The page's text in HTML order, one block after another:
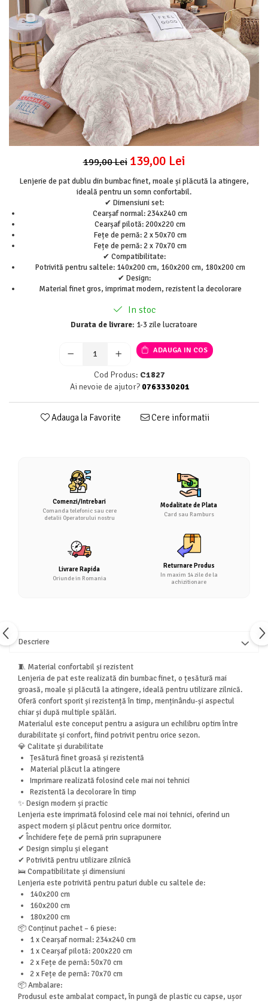
Lenjerii Pat Imprimeu 5D cu Elastic
Cearceaf cu Elastic pat 1 Persoana
Cearceaf cu Elastic pat 2 Persoane
Lenjerii Pat Inimi Brodate
Lenjerii Pat, Bumbac-Finet Premium, 1
Persoana
Lenjerii Pat, Bumbac-Finet Premium, 2
Persoane
Cearceaf cu Elastic
199,00 Lei 139,00 Lei
Lenjerie de pat dublu din bumbac finet, moale și plăcută la atingere,
ideală pentru un somn confortabil.
✔ Dimensiuni set:
Cearșaf normal: 234x240 cm
Cearșaf pilotă: 200x220 cm
Fețe de pernă: 2 x 50x70 cm
Fețe de pernă: 2 x 70x70 cm
✔ Compatibilitate:
Potrivită pentru saltele: 140x200 cm, 160x200 cm, 180x200 cm
✔ Design:
Material finet gros, imprimat modern, rezistent la decolorare
In stoc
Durata de livrare: 1-3 zile lucratoare
ADAUGA IN COS
Cod Produs: C1827
Ai nevoie de ajutor? 0763330201
Adauga la Favorite Cere informatii
Comenzi/Intrebari
Comanda telefonic sau cere
detalii Operatorului nostru
Modalitate de Plata
Card sau Ramburs
Livrare Rapida
Oriunde in Romania
Returnare Produs
In maxim 14 zile de la
achizitionare
Descriere
🧵 Material confortabil și rezistent
Lenjeria de pat este realizată din bumbac finet, o țesătură mai
groasă, moale și plăcută la atingere, ideală pentru utilizare zilnică.
Oferă confort sporit și rezistență în timp, menținându-și aspectul
chiar și după multiple spălări.
Materialul este conceput pentru a asigura un echilibru optim între
durabilitate și confort, fiind potrivit pentru orice sezon.
💎 Calitate și durabilitate
Țesătură finet groasă și rezistentă
Material plăcut la atingere
Imprimare realizată folosind cele mai noi tehnici
Rezistentă la decolorare în timp
✨ Design modern și practic
Lenjeria este imprimată folosind cele mai noi tehnici, oferind un
aspect modern și plăcut pentru orice dormitor.
✔ Închidere fețe de pernă prin suprapunere
✔ Design simplu și elegant
✔ Potrivită pentru utilizare zilnică
🛌 Compatibilitate și dimensiuni
Lenjeria este potrivită pentru paturi duble cu saltele de:
140x200 cm
160x200 cm
180x200 cm
📦 Conținut pachet – 6 piese:
1 x Cearșaf normal: 234x240 cm
1 x Cearșaf pilotă: 200x220 cm
2 x Fețe de pernă: 50x70 cm
2 x Fețe de pernă: 70x70 cm
📦 Ambalare:
Produsul este ambalat compact, în pungă de plastic cu capse, ușor